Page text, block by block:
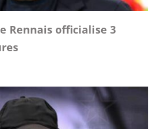
Rennais officialise 3